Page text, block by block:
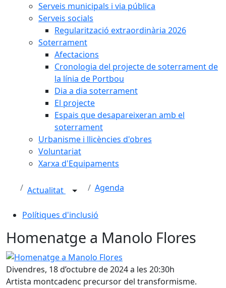
Serveis municipals i via pública
Serveis socials
Regularització extraordinària 2026
Soterrament
Afectacions
Cronologia del projecte de soterrament de
la línia de Portbou
Dia a dia soterrament
El projecte
Espais que desapareixeran amb el
soterrament
Urbanisme i llicències d'obres
Voluntariat
Xarxa d'Equipaments
Actualitat Agenda
Polítiques d'inclusió
Homenatge a Manolo Flores
Homenatge a Manolo Flores
Divendres, 18 d’octubre de 2024 a les 20:30h
Artista montcadenc precursor del transformisme.